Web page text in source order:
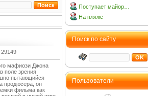
мафиози Джона
поле зрения
пытающийся
продюсера, он
фильма как
Поступает майор…
На пляже
Поиск по сайту
Пользователи